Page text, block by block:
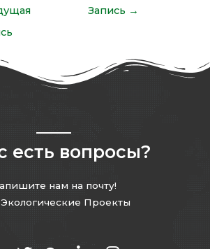
Запись →
есть вопросы?
нам на почту!
Проекты